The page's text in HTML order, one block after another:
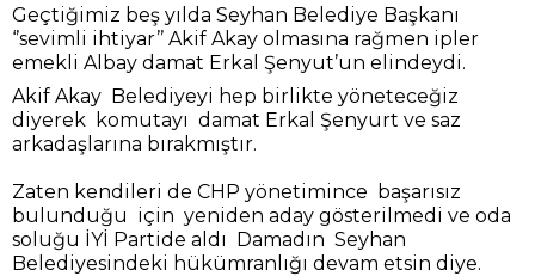
Geçtiğimiz beş yılda Seyhan Belediye Başkanı
‘’sevimli ihtiyar’’ Akif Akay olmasına rağmen ipler
emekli Albay damat Erkal Şenyut’un elindeydi.
Akif Akay Belediyeyi hep birlikte yöneteceğiz
diyerek komutayı damat Erkal Şenyurt ve saz
arkadaşlarına bırakmıştır.
Zaten kendileri de CHP yönetimince başarısız
bulunduğu için yeniden aday gösterilmedi ve oda
soluğu İYİ Partide aldı Damadın Seyhan
Belediyesindeki hükümranlığı devam etsin diye.